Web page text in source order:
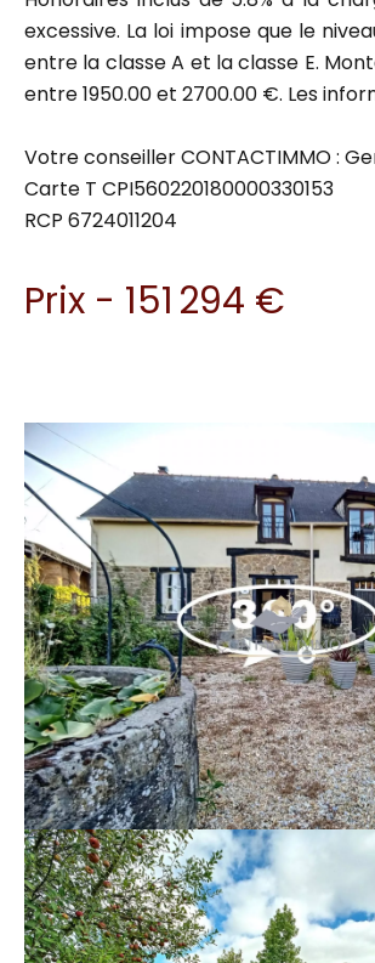
excessive. La loi impose que le
entre la classe A et la classe E.
entre 1950.00 et 2700.00 €. Les
Votre conseiller CONTACTIMMO :
Carte T CPI560220180000330153
RCP 6724011204
Prix - 151 294 €